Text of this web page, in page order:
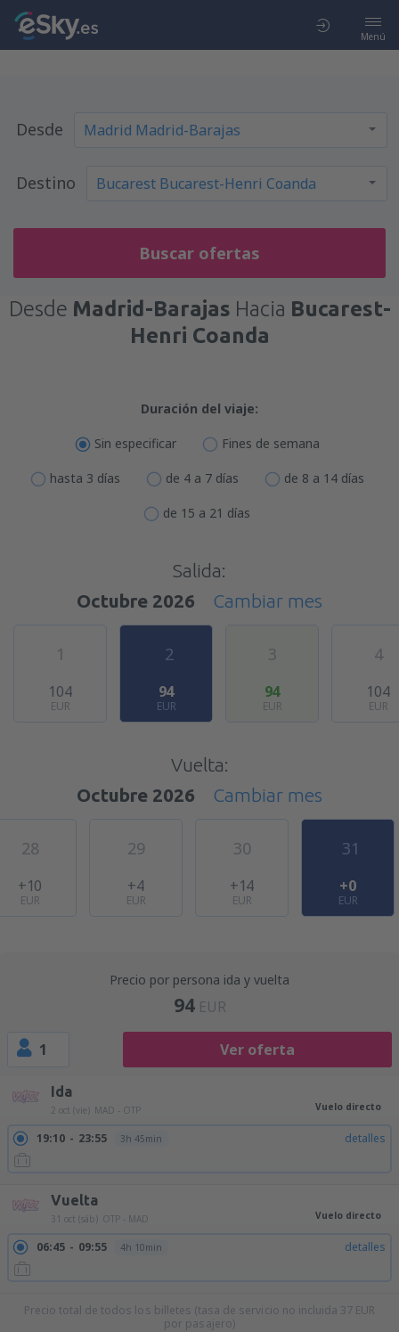
Menú
Desde
Destino
Buscar ofertas
Desde Madrid-Barajas Hacia Bucarest-
Henri Coanda
Duración del viaje:
Sin especificar Fines de semana
hasta 3 días de 4 a 7 días de 8 a 14 días
de 15 a 21 días
Salida:
Octubre 2026
Cambiar mes
1
104
EUR
2
94
EUR
3
94
EUR
4
104
EUR
Vuelta:
Octubre 2026
Cambiar mes
28
+10
EUR
29
+4
EUR
30
+14
EUR
31
+0
EUR
Precio por persona ida y vuelta
94 EUR
1 Ver oferta
Ida
2 oct (vie) MAD - OTP Vuelo directo
19:10 23:55 3h 45min detalles
Vuelta
31 oct (sáb) OTP - MAD Vuelo directo
06:45 09:55 4h 10min detalles
Precio total de todos los billetes (tasa de servicio no incluida 37 EUR
por pasajero)